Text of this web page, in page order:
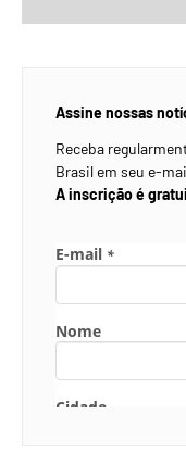
Assine nossas
Receba
Brasil em seu e-
A inscrição é